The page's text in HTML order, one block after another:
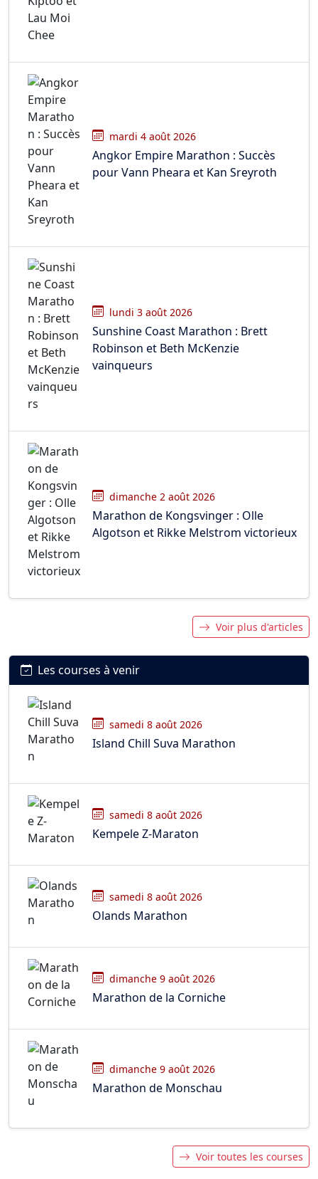
mardi 4 août 2026
Angkor Empire Marathon : Succès
pour Vann Pheara et Kan Sreyroth
lundi 3 août 2026
Sunshine Coast Marathon : Brett
Robinson et Beth McKenzie
vainqueurs
dimanche 2 août 2026
Marathon de Kongsvinger : Olle
Algotson et Rikke Melstrom victorieux
Voir plus d'articles
Les courses à venir
samedi 8 août 2026
Island Chill Suva Marathon
samedi 8 août 2026
Kempele Z-Maraton
samedi 8 août 2026
Olands Marathon
dimanche 9 août 2026
Marathon de la Corniche
dimanche 9 août 2026
Marathon de Monschau
Voir toutes les courses